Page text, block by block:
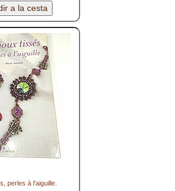
perles à l'aiguille.